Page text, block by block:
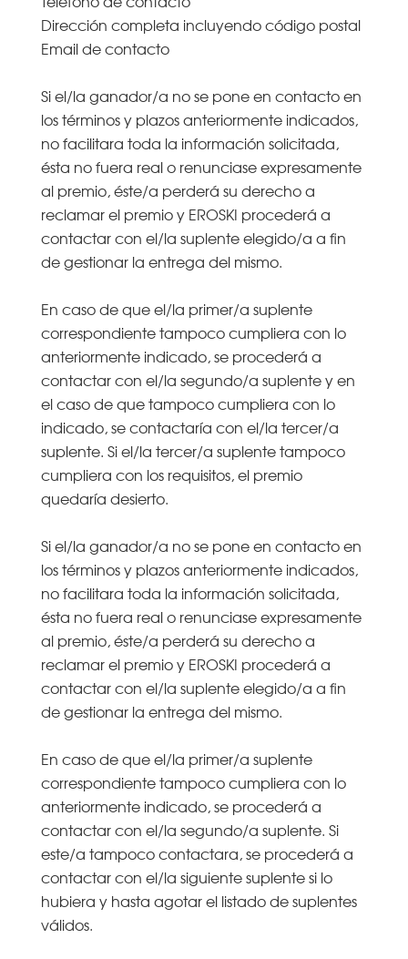
Dirección completa incluyendo código postal
Email de contacto
Si el/la ganador/a no se pone en contacto en
los términos y plazos anteriormente indicados,
no facilitara toda la información solicitada,
ésta no fuera real o renunciase expresamente
al premio, éste/a perderá su derecho a
reclamar el premio y EROSKI procederá a
contactar con el/la suplente elegido/a a fin
de gestionar la entrega del mismo.
En caso de que el/la primer/a suplente
correspondiente tampoco cumpliera con lo
anteriormente indicado, se procederá a
contactar con el/la segundo/a suplente y en
el caso de que tampoco cumpliera con lo
indicado, se contactaría con el/la tercer/a
suplente. Si el/la tercer/a suplente tampoco
cumpliera con los requisitos, el premio
quedaría desierto.
Si el/la ganador/a no se pone en contacto en
los términos y plazos anteriormente indicados,
no facilitara toda la información solicitada,
ésta no fuera real o renunciase expresamente
al premio, éste/a perderá su derecho a
reclamar el premio y EROSKI procederá a
contactar con el/la suplente elegido/a a fin
de gestionar la entrega del mismo.
En caso de que el/la primer/a suplente
correspondiente tampoco cumpliera con lo
anteriormente indicado, se procederá a
contactar con el/la segundo/a suplente. Si
este/a tampoco contactara, se procederá a
contactar con el/la siguiente suplente si lo
hubiera y hasta agotar el listado de suplentes
válidos.